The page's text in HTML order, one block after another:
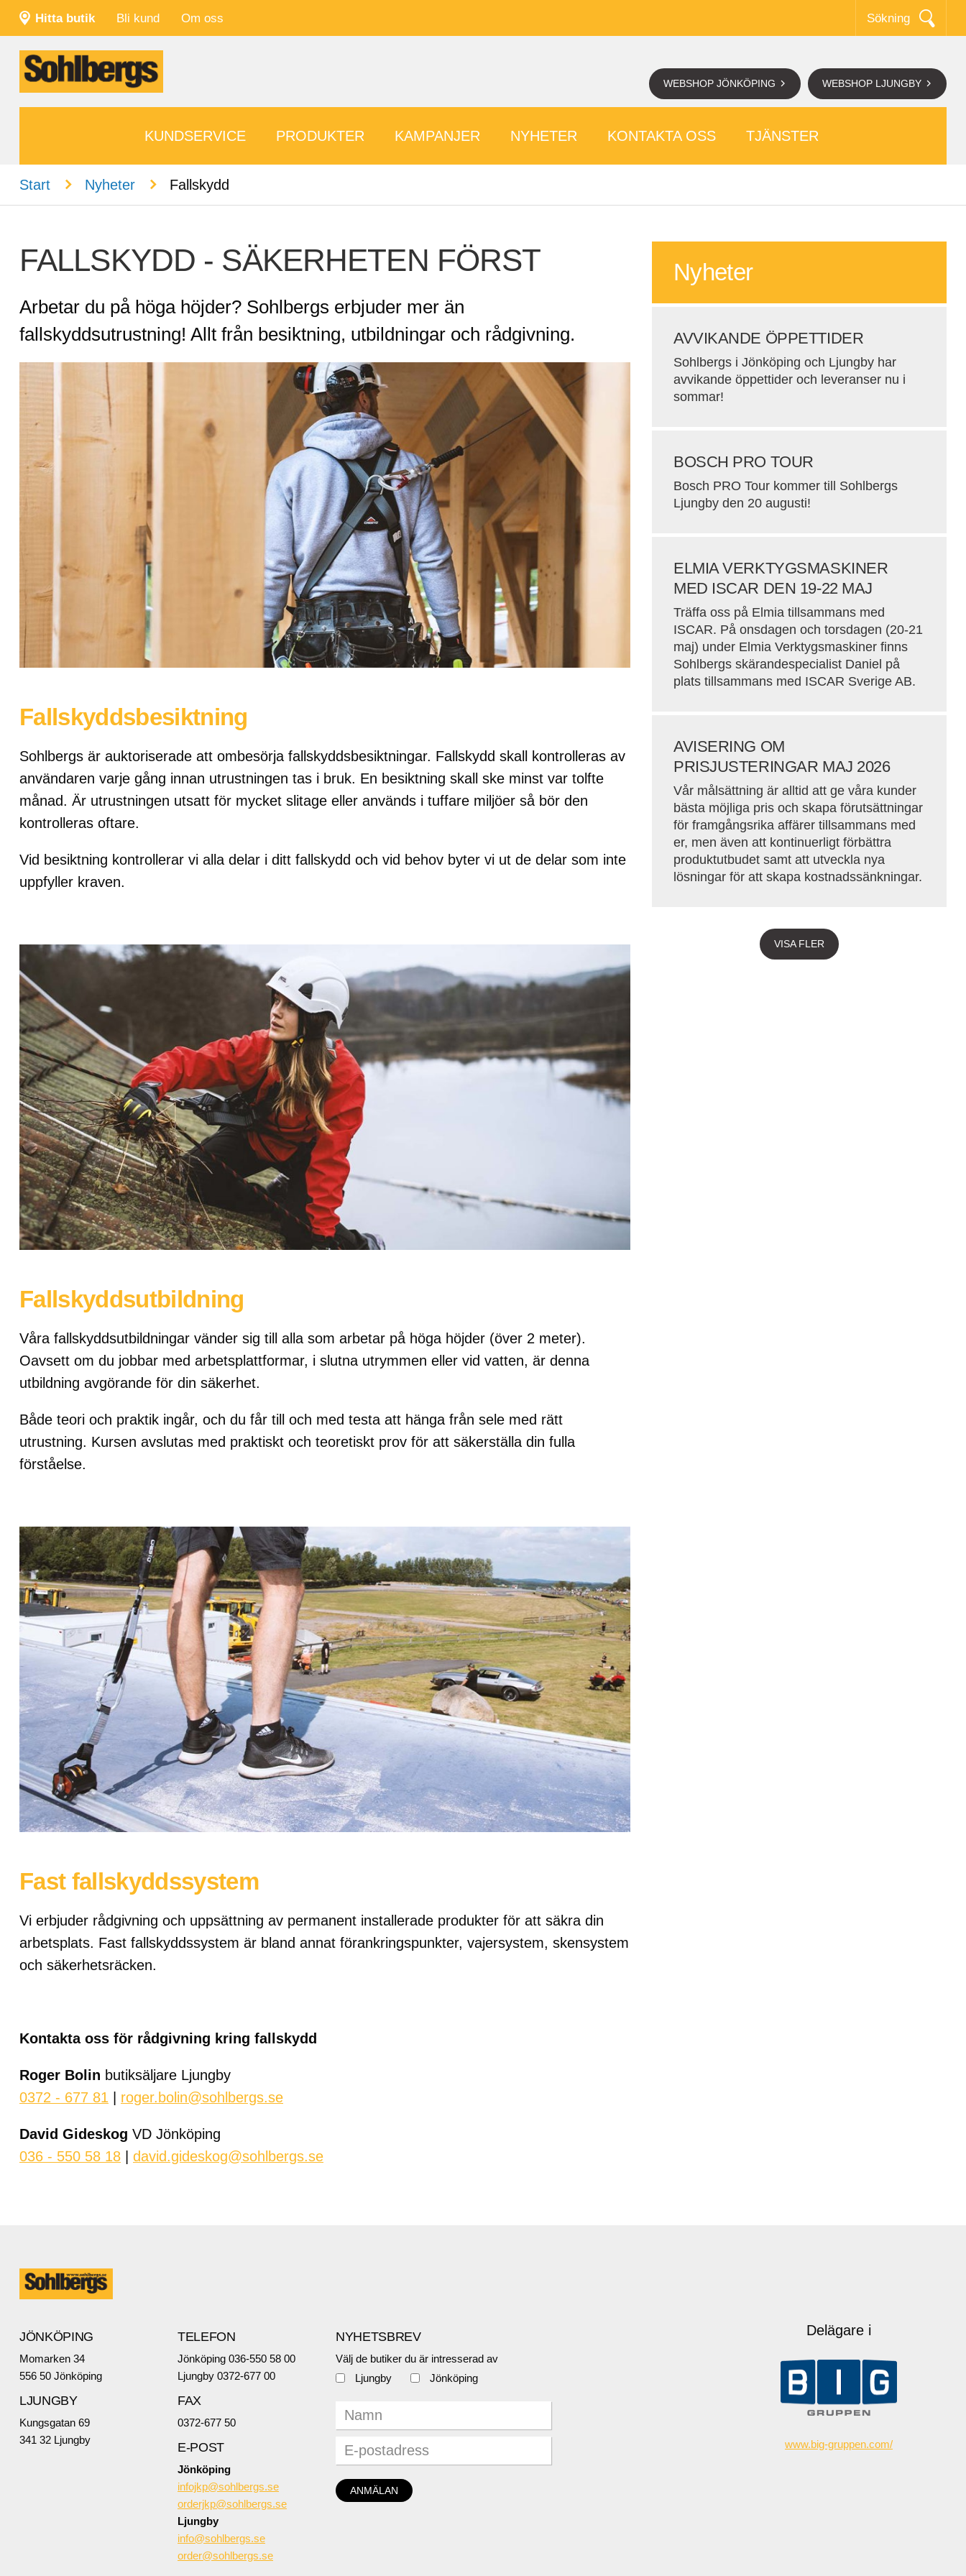
Hitta butik Bli kund Om oss Sökning
WEBSHOP LJUNGBY
WEBSHOP JÖNKÖPING
KUNDSERVICE PRODUKTER KAMPANJER NYHETER KONTAKTA OSS TJÄNSTER
Start n Nyheter n Fallskydd
FALLSKYDD - SÄKERHETEN FÖRST
Arbetar du på höga höjder? Sohlbergs erbjuder mer än
fallskyddsutrustning! Allt från besiktning, utbildningar och rådgivning.
Fallskyddsbesiktning
Sohlbergs är auktoriserade att ombesörja fallskyddsbesiktningar. Fallskydd skall kontrolleras av
användaren varje gång innan utrustningen tas i bruk. En besiktning skall ske minst var tolfte
månad. Är utrustningen utsatt för mycket slitage eller används i tuffare miljöer så bör den
kontrolleras oftare.
Vid besiktning kontrollerar vi alla delar i ditt fallskydd och vid behov byter vi ut de delar som inte
uppfyller kraven.
Fallskyddsutbildning
Våra fallskyddsutbildningar vänder sig till alla som arbetar på höga höjder (över 2 meter).
Oavsett om du jobbar med arbetsplattformar, i slutna utrymmen eller vid vatten, är denna
utbildning avgörande för din säkerhet.
Både teori och praktik ingår, och du får till och med testa att hänga från sele med rätt
utrustning. Kursen avslutas med praktiskt och teoretiskt prov för att säkerställa din fulla
förståelse.
Fast fallskyddssystem
Vi erbjuder rådgivning och uppsättning av permanent installerade produkter för att säkra din
arbetsplats. Fast fallskyddssystem är bland annat förankringspunkter, vajersystem, skensystem
och säkerhetsräcken.
Kontakta oss för rådgivning kring fallskydd
Roger Bolin butiksäljare Ljungby
0372 - 677 81
roger.bolin@sohlbergs.se
David Gideskog VD Jönköping
036 - 550 58 18
david.gideskog@sohlbergs.se
Nyheter
AVVIKANDE ÖPPETTIDER
Sohlbergs i Jönköping och Ljungby har
avvikande öppettider och leveranser nu i
sommar!
BOSCH PRO TOUR
Bosch PRO Tour kommer till Sohlbergs
Ljungby den 20 augusti!
ELMIA VERKTYGSMASKINER
MED ISCAR DEN 19-22 MAJ
Träffa oss på Elmia tillsammans med
ISCAR. På onsdagen och torsdagen (20-21
maj) under Elmia Verktygsmaskiner finns
Sohlbergs skärandespecialist Daniel på
plats tillsammans med ISCAR Sverige AB.
AVISERING OM
PRISJUSTERINGAR MAJ 2026
Vår målsättning är alltid att ge våra kunder
bästa möjliga pris och skapa förutsättningar
för framgångsrika affärer tillsammans med
er, men även att kontinuerligt förbättra
produktutbudet samt att utveckla nya
lösningar för att skapa kostnadssänkningar.
VISA FLER
JÖNKÖPING
Momarken 34
556 50 Jönköping
LJUNGBY
Kungsgatan 69
341 32 Ljungby
TELEFON
Jönköping 036-550 58 00
Ljungby 0372-677 00
FAX
0372-677 50
E-POST
Jönköping
infojkp@sohlbergs.se
orderjkp@sohlbergs.se
Ljungby
info@sohlbergs.se
order@sohlbergs.se
NYHETSBREV
Välj de butiker du är intresserad av
Ljungby
Jönköping
Delägare i
www.big-gruppen.com/